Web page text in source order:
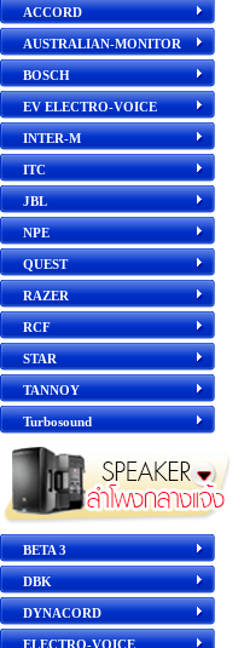
ACCORD
AUSTRALIAN-MONITOR
BOSCH
EV ELECTRO-VOICE
INTER-M
ITC
JBL
NPE
QUEST
RAZER
RCF
STAR
TANNOY
Turbosound
BETA 3
DBK
DYNACORD
ELECTRO-VOICE